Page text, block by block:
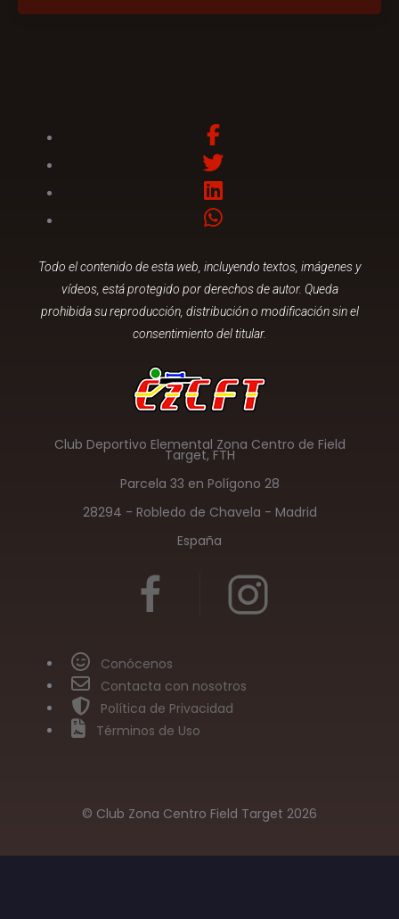
Todo el contenido de esta web, incluyendo textos, imágenes y
vídeos, está protegido por derechos de autor. Queda
prohibida su reproducción, distribución o modificación sin el
consentimiento del titular.
Club Deportivo Elemental Zona Centro de Field
Target, FTH
Parcela 33 en Polígono 28
28294 - Robledo de Chavela - Madrid
España
Conócenos
Contacta con nosotros
Política de Privacidad
Términos de Uso
© Club Zona Centro Field Target 2026